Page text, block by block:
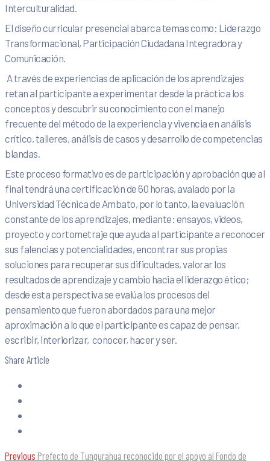
Interculturalidad.
El diseño curricular presencial abarca temas como: Liderazgo
Transformacional, Participación Ciudadana Integradora y
Comunicación.
A través de experiencias de aplicación de los aprendizajes
retan al participante a experimentar desde la práctica los
conceptos y descubrir su conocimiento con el manejo
frecuente del método de la experiencia y vivencia en análisis
crítico, talleres, análisis de casos y desarrollo de competencias
blandas.
Este proceso formativo es de participación y aprobación que al
final tendrá una certificación de 60 horas, avalado por la
Universidad Técnica de Ambato, por lo tanto, la evaluación
constante de los aprendizajes, mediante: ensayos, videos,
proyecto y cortometraje que ayuda al participante a reconocer
sus falencias y potencialidades, encontrar sus propias
soluciones para recuperar sus dificultades, valorar los
resultados de aprendizaje y cambio hacia el liderazgo ético;
desde esta perspectiva se evalúa los procesos del
pensamiento que fueron abordados para una mejor
aproximación a lo que el participante es capaz de pensar,
escribir, interiorizar, conocer, hacer y ser.
Share Article
Previous Prefecto de Tungurahua reconocido por el apoyo al Fondo de